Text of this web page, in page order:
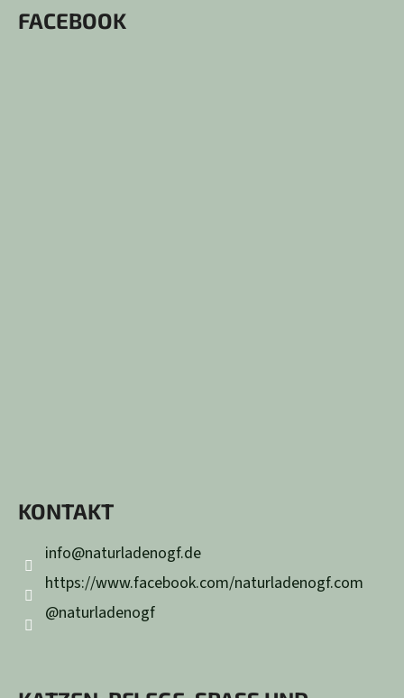
FACEBOOK
KONTAKT
info@naturladenogf.de
https://www.facebook.com/naturladenogf.com
@naturladenogf